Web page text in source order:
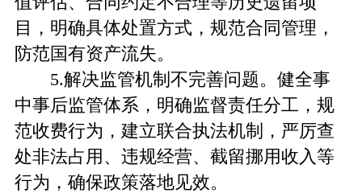
目，明确具体处置方式，规范合同管理，
防范国有资产流失。
5.解决监管机制不完善问题。健全事
中事后监管体系，明确监督责任分工，规
范收费行为，建立联合执法机制，严厉查
处非法占用、违规经营、截留挪用收入等
行为，确保政策落地见效。